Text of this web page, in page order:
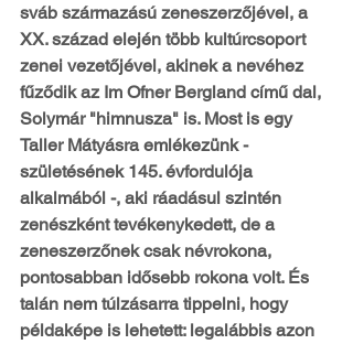
sváb származású zeneszerzőjével, a
XX. század elején több kultúrcsoport
zenei vezetőjével, akinek a nevéhez
fűződik az Im Ofner Bergland című dal,
Solymár "himnusza" is. Most is egy
Taller Mátyásra emlékezünk -
születésének 145. évfordulója
alkalmából -, aki ráadásul szintén
zenészként tevékenykedett, de a
zeneszerzőnek csak névrokona,
pontosabban idősebb rokona volt. És
talán nem túlzásarra tippelni, hogy
példaképe is lehetett: legalábbis azon